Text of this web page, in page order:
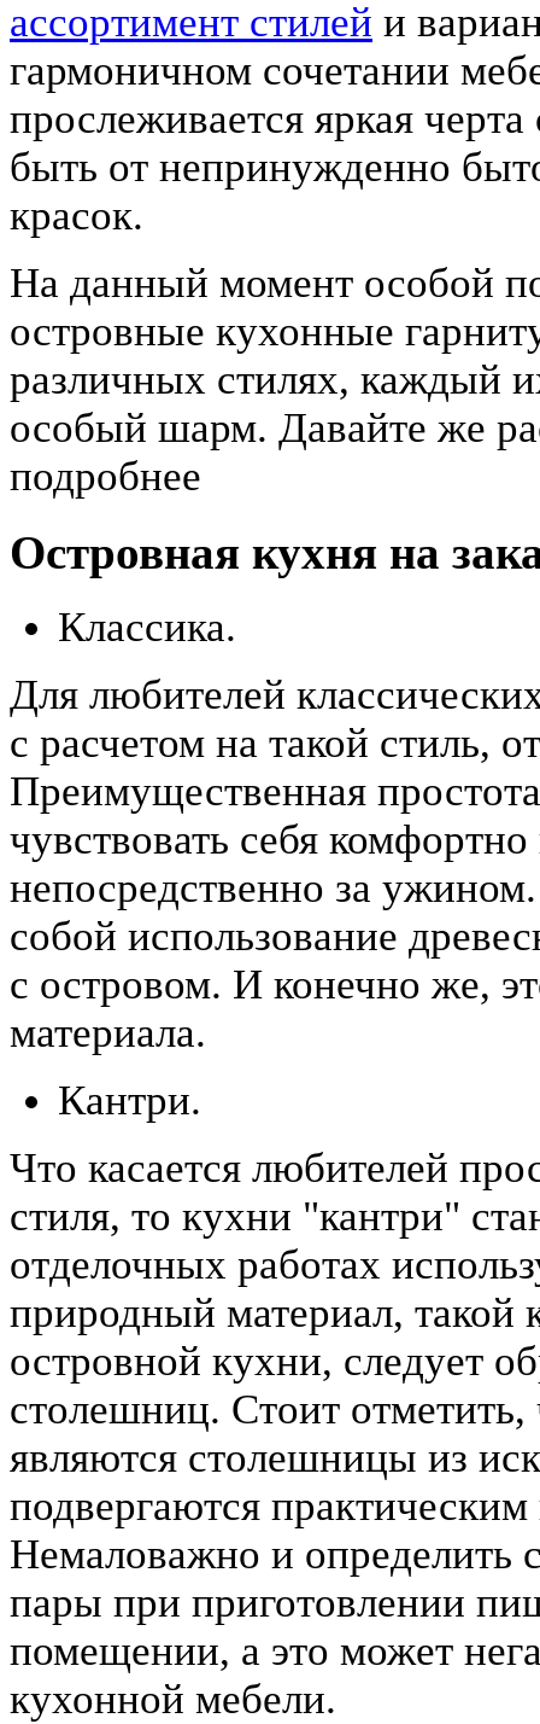
ассортимент стилей и
гармоничном сочетании
прослеживается яркая
быть от непринужденно
красок.
На данный момент особой
островные кухонные
различных стилях, каждый
особый шарм. Давайте же
подробнее
Островная кухня на
Классика.
Для любителей
с расчетом на такой стиль,
Преимущественная
чувствовать себя
непосредственно за
собой использование
с островом. И конечно же,
материала.
Кантри.
Что касается любителей
стиля, то кухни "кантри"
отделочных работах
природный материал, такой
островной кухни, следует
столешниц. Стоит
являются столешницы из
подвергаются
Немаловажно и определить
пары при приготовлении
помещении, а это может
кухонной мебели.